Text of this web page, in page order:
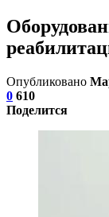
Опубликовано
0 610
Поделится